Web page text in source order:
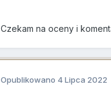
Czekam na oceny i
Opublikowano 4 Lipca 2022